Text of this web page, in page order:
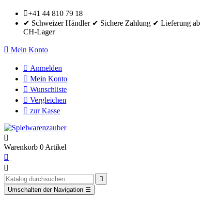
+41 44 810 79 18
✔ Schweizer Händler ✔ Sichere Zahlung ✔ Lieferung ab
CH-Lager
 Mein Konto
 Anmelden
 Mein Konto
 Wunschliste
 Vergleichen
 zur Kasse

Warenkorb 0 Artikel



Umschalten der Navigation ☰